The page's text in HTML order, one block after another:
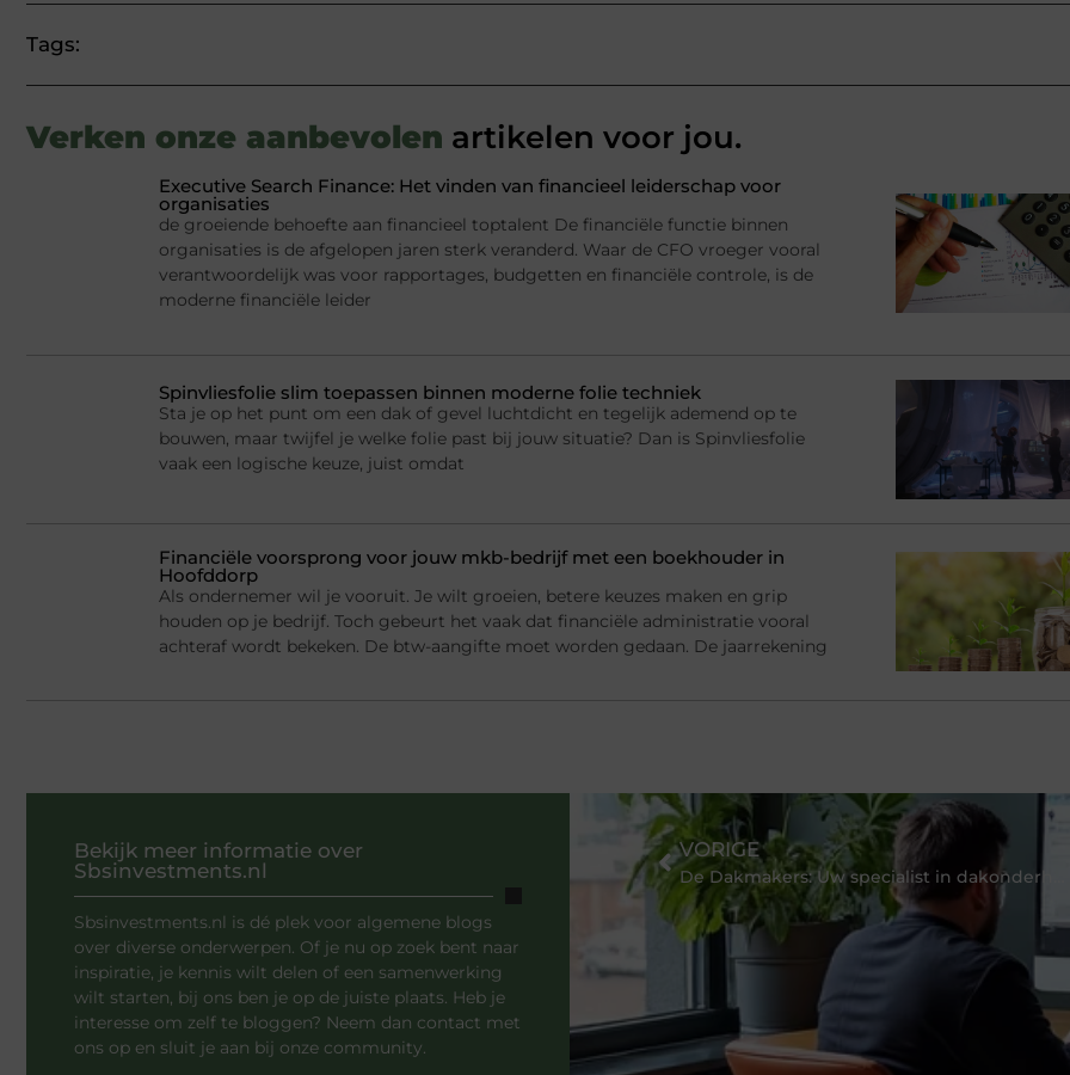
Tags:
Verken onze aanbevolen artikelen voor jou.
Executive Search Finance: Het vinden van financieel leiderschap voor
organisaties
de groeiende behoefte aan financieel toptalent De financiële functie binnen
organisaties is de afgelopen jaren sterk veranderd. Waar de CFO vroeger vooral
verantwoordelijk was voor rapportages, budgetten en financiële controle, is de
moderne financiële leider
Spinvliesfolie slim toepassen binnen moderne folie techniek
Sta je op het punt om een dak of gevel luchtdicht en tegelijk ademend op te
bouwen, maar twijfel je welke folie past bij jouw situatie? Dan is Spinvliesfolie
vaak een logische keuze, juist omdat
Financiële voorsprong voor jouw mkb-bedrijf met een boekhouder in
Hoofddorp
Als ondernemer wil je vooruit. Je wilt groeien, betere keuzes maken en grip
houden op je bedrijf. Toch gebeurt het vaak dat financiële administratie vooral
achteraf wordt bekeken. De btw-aangifte moet worden gedaan. De jaarrekening
Bekijk meer informatie over
Sbsinvestments.nl
Sbsinvestments.nl is dé plek voor algemene blogs
over diverse onderwerpen. Of je nu op zoek bent naar
inspiratie, je kennis wilt delen of een samenwerking
wilt starten, bij ons ben je op de juiste plaats. Heb je
interesse om zelf te bloggen? Neem dan contact met
ons op en sluit je aan bij onze community.
VORIGE